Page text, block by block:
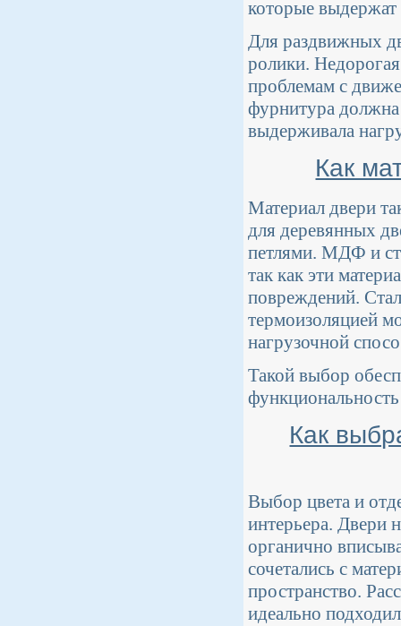
которые выдержат
Для раздвижных
ролики.
проблемам с
фурнитура должна
выдерживала
Как
Материал двери
для деревянных
петлями. МДФ и
так как эти
повреждений.
термоизоляцией
нагрузочной
Такой выбор
Как
Выбор цвета и
интерьера. Двери
органично
сочетались с
пространство.
идеально